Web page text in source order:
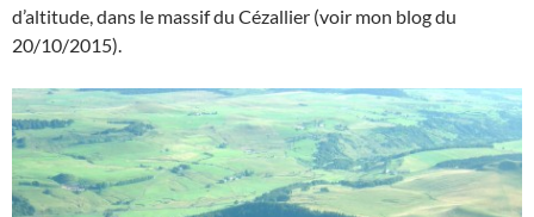
d’altitude, dans le massif du Cézallier (voir mon blog du
20/10/2015).